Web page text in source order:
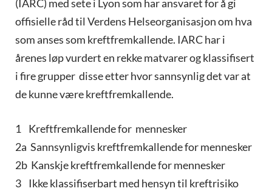
(IARC) med sete i Lyon som har ansvaret for å gi
offisielle råd til Verdens Helseorganisasjon om hva
som anses som kreftfremkallende. IARC har i
årenes løp vurdert en rekke matvarer og klassifisert
i fire grupper disse etter hvor sannsynlig det var at
de kunne være kreftfremkallende.
1 Kreftfremkallende for mennesker
2a Sannsynligvis kreftfremkallende for mennesker
2b Kanskje kreftfremkallende for mennesker
3 Ikke klassifiserbart med hensyn til kreftrisiko